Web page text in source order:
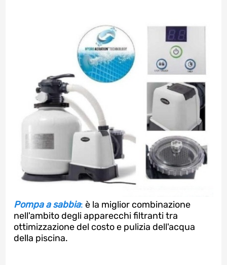
Pompa a sabbia: è la miglior combinazione
nell'ambito degli apparecchi filtranti tra
ottimizzazione del costo e pulizia dell'acqua
della piscina.